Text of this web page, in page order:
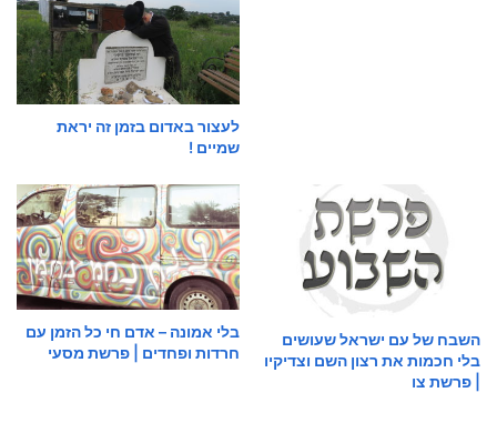
לעצור באדום בזמן זה יראת
שמיים !
השבח של עם ישראל שעושים
בלי חכמות את רצון השם וצדיקיו
| פרשת צו
בלי אמונה – אדם חי כל הזמן עם
חרדות ופחדים | פרשת מסעי